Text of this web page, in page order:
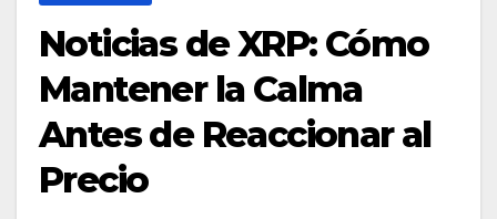
Noticias de XRP: Cómo
Mantener la Calma
Antes de Reaccionar al
Precio